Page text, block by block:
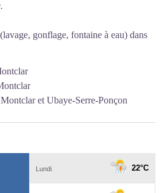
gonflage, fontaine à eau) dans
Montclar et Ubaye-Serre-Ponçon